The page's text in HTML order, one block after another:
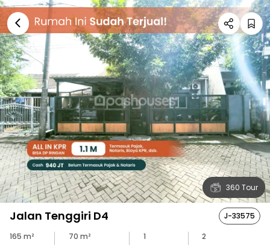
360 Tour
Jalan Tenggiri D4
J-33575
165 m²
70 m²
1
2